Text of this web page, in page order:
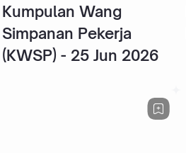
Kumpulan Wang
Simpanan Pekerja
(KWSP) - 25 Jun 2026